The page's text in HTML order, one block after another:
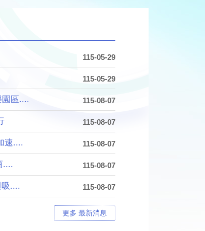
115-05-29
115-05-29
115-08-07
區....
115-08-07
115-08-07
速....
115-08-07
....
115-08-07
吸....
更多 最新消息